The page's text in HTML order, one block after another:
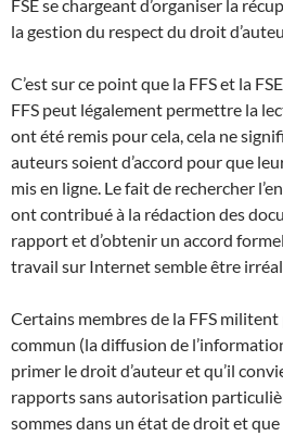
FSE se chargeant d’organiser la
la gestion du respect du droit
C’est sur ce point que la FFS et la
FFS peut légalement permettre la
ont été remis pour cela, cela ne
auteurs soient d’accord pour que
mis en ligne. Le fait de rechercher
ont contribué à la rédaction des
rapport et d’obtenir un accord
travail sur Internet semble être
Certains membres de la FFS militent
commun (la diffusion de
primer le droit d’auteur et qu’il
rapports sans autorisation
sommes dans un état de droit et